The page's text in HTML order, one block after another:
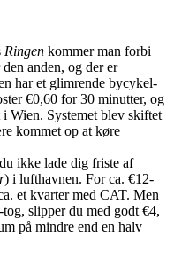
Ringen kommer man forbi
anden, og der er
har et glimrende bycykel-
€0,60 for 30 minutter, og
Wien. Systemet blev skiftet
kommet op at køre
ikke lade dig friste af
) i lufthavnen. For ca. €12-
et kvarter med CAT. Men
slipper du med godt €4,
på mindre end en halv